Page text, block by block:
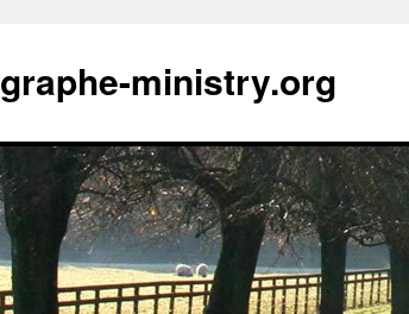
content
graphe-ministry.org